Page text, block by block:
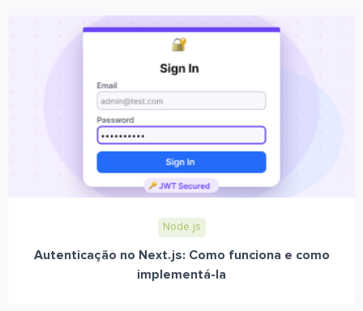
Node.js
Autenticação no Next.js: Como funciona e como
implementá-la